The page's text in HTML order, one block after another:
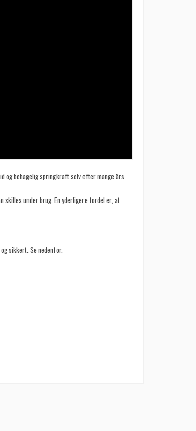
og behagelig springkraft selv efter mange års
skilles under brug. En yderligere fordel er, at
sikkert. Se nedenfor.